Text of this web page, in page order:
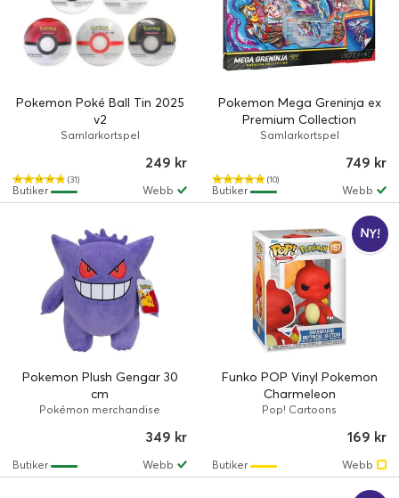
Pokemon Poké Ball Tin 2025
v2
Samlarkortspel
(31)
249 kr
Webb
Butiker
Pokemon Mega Greninja ex
Premium Collection
Samlarkortspel
(10)
749 kr
Webb
Butiker
Pokemon Plush Gengar 30
cm
Pokémon merchandise
349 kr
Webb
Butiker
NY!
Funko POP Vinyl Pokemon
Charmeleon
Pop! Cartoons
169 kr
Webb
Butiker